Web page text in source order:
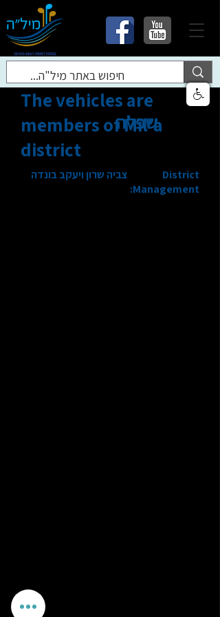
The vehicles are
members of Mil'a
district
שפלה
צביה שרון ויעקב בונדה
District
Management: